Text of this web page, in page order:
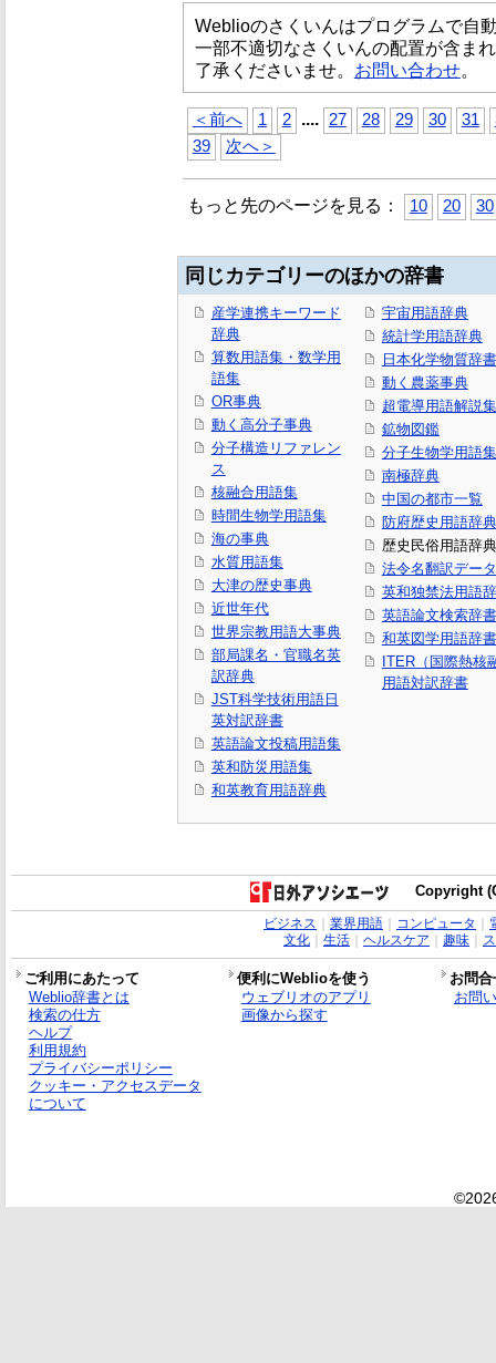
Weblioのさくいんはプログラムで自
一部不適切なさくいんの配置が含ま
了承くださいませ。 お問い合わせ。
＜前へ 1 2 .... 27 28 29 30 31
39
次へ＞
もっと先のページを見る： 10 20 30
同じカテゴリーのほかの辞書
産学連携キーワード
辞典
算数用語集・数学用
語集
OR事典
動く高分子事典
分子構造リファレン
ス
核融合用語集
時間生物学用語集
海の事典
水質用語集
大津の歴史事典
近世年代
世界宗教用語大事典
部局課名・官職名英
訳辞典
JST科学技術用語日
英対訳辞書
英語論文投稿用語集
英和防災用語集
和英教育用語辞典
宇宙用語辞典
統計学用語辞典
日本化学物質辞
動く農薬事典
超電導用語解説集
鉱物図鑑
分子生物学用語集
南極辞典
中国の都市一覧
防府歴史用語辞典
歴史民俗用語辞典
法令名翻訳データ
英和独禁法用語
英語論文検索辞書
和英図学用語辞書
ITER（国際熱核
用語対訳辞書
Copyright
ビジネス 業界用語｜ コンピュータ
文化｜ 生活｜ ヘルスケア 趣味｜
ご利用にあたって 便利にWeblioを使う
お問
Weblio辞書とは
検索の仕方
ヘルプ
利用規約
プライバシーポリシー
クッキー・アクセスデータ
について
ウェブリオのアプリ
画像から探す
お問